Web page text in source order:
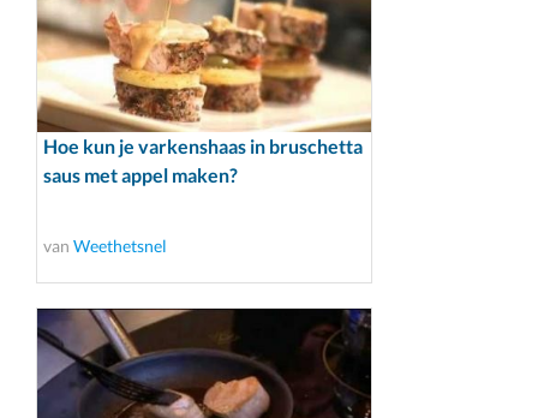
Hoe kun je varkenshaas in bruschetta
saus met appel maken?
van Weethetsnel